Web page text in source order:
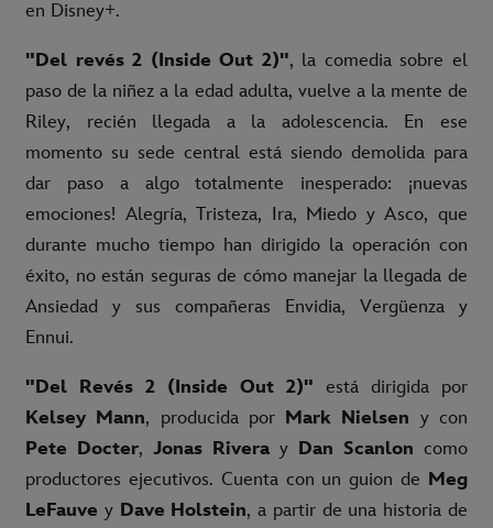
en Disney+.
"Del revés 2 (Inside Out 2)", la comedia sobre el
paso de la niñez a la edad adulta, vuelve a la mente de
Riley, recién llegada a la adolescencia. En ese
momento su sede central está siendo demolida para
dar paso a algo totalmente inesperado: ¡nuevas
emociones! Alegría, Tristeza, Ira, Miedo y Asco, que
durante mucho tiempo han dirigido la operación con
éxito, no están seguras de cómo manejar la llegada de
Ansiedad y sus compañeras Envidia, Vergüenza y
Ennui.
"Del Revés 2 (Inside Out 2)" está dirigida por
Kelsey Mann, producida por Mark Nielsen y con
Pete Docter, Jonas Rivera y Dan Scanlon como
productores ejecutivos. Cuenta con un guion de Meg
LeFauve y Dave Holstein, a partir de una historia de